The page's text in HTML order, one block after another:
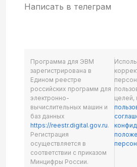
Написать в телеграм
Программа для ЭВМ
зарегистрирована в
Едином реестре
российских программ для
электронно-
вычислительных машин и
баз данных
https://reestr.digital.gov.ru.
Регистрация
осуществляется в
соответствии с приказом
Минцифры России.
целей,